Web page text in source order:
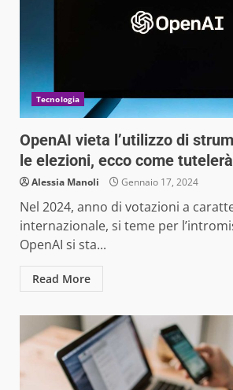
Tecnologia
OpenAI vieta l’utilizzo di
le elezioni, ecco come
Alessia Manoli Gennaio 17, 2024
Nel 2024, anno di votazioni a
internazionale, si teme per
OpenAI si sta...
Read More